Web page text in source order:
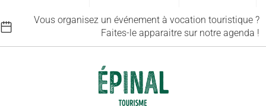
Vous organisez un événement à vocation touristique ?
Faites-le apparaitre sur notre agenda !